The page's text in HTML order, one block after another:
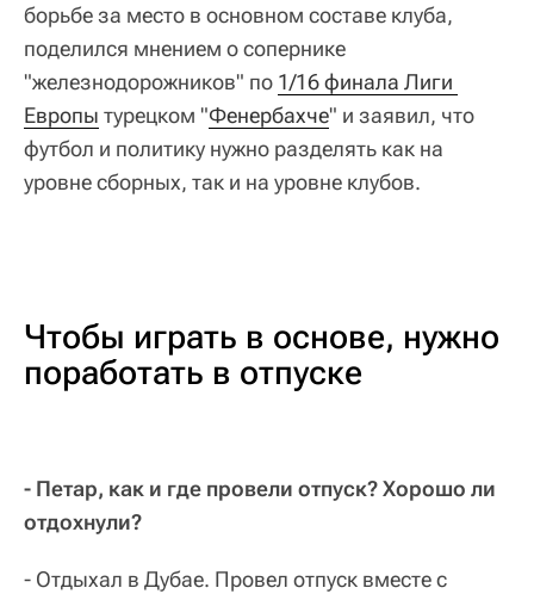
борьбе за место в основном составе клуба,
поделился мнением о сопернике
"железнодорожников" по 1/16 финала Лиги
Европы турецком "Фенербахче" и заявил, что
футбол и политику нужно разделять как на
уровне сборных, так и на уровне клубов.
Чтобы играть в основе, нужно
поработать в отпуске
- Петар, как и где провели отпуск? Хорошо ли
отдохнули?
- Отдыхал в Дубае. Провел отпуск вместе с